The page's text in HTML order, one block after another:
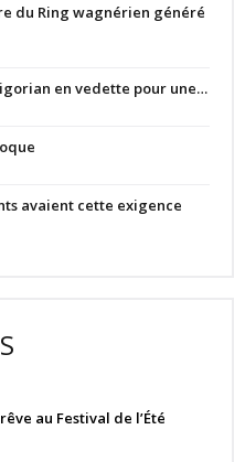
du Ring wagnérien généré
en vedette pour une…
avaient cette exigence
au Festival de l’Été